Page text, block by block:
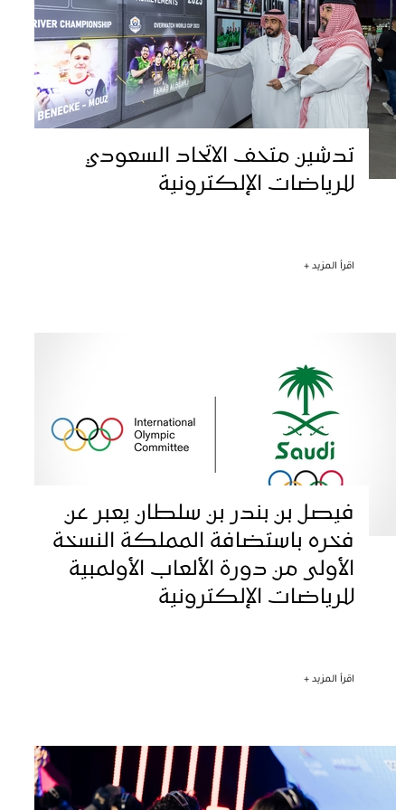
تدشين متحف الاتحاد السعودي
للرياضات الإلكترونية
اقرأ المزيد +
فيصل بن بندر بن سلطان يعبر عن
فخره باستضافة المملكة النسخة
الأولى من دورة الألعاب الأولمبية
للرياضات الإلكترونية
اقرأ المزيد +